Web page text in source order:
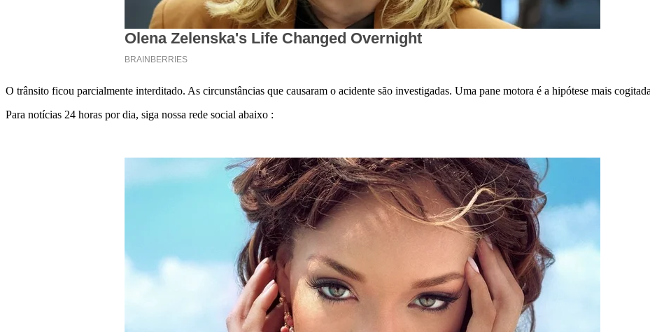
O trânsito ficou parcialmente interditado. As circunstâncias que causaram o acidente são investigadas. Uma pane motora é a hipótese mais
Para notícias 24 horas por dia, siga nossa rede social abaixo :